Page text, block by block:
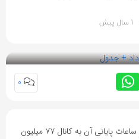
1 سال پیش
0
قیمت سکه در ادامه معاملات امروز و ساعات پایانی آن به کانال ۷۷ میلیون